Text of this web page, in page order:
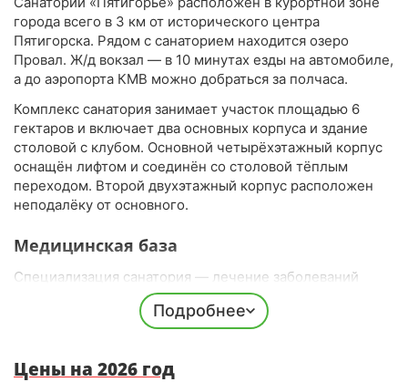
позвоночника
ЛФК:трансфер до бассейна для занятий лечебной
физкультурой по направлению врача
педиатра, детская комната и игровая площадка
Досуг:вечера танцев, караоке, концерты, лекции
ежедневно
города всего в 3 км от исторического центра
Пятигорска. Рядом с санаторием находится озеро
Провал. Ж/д вокзал — в 10 минутах езды на автомобиле,
а до аэропорта КМВ можно добраться за полчаса.
Комплекс санатория занимает участок площадью 6
гектаров и включает два основных корпуса и здание
столовой с клубом. Основной четырёхэтажный корпус
оснащён лифтом и соединён со столовой тёплым
переходом. Второй двухэтажный корпус расположен
неподалёку от основного.
Медицинская база
Специализация санатория — лечение заболеваний
ЖКТ, ЦНС и ОДА. В распоряжении здравницы хорошая
диагностическая база, собственная биохимическая
лаборатория и более 10 лечебных программ, включая
Подробнее
Цены на 2026 год